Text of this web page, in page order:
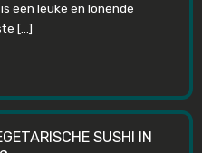
een leuke en lonende
[…]
SUSHI IN